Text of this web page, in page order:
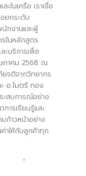
ในเครือ เราเชื่อ
ยกระดับ
กงานและผู้
รในหลักสูตร
ะบริการเพื่อ
ษภาคม 2568 ณ
ยรติจากวิทยากร
อ.ไมตรี ทอง
ะสบการณ์อย่าง
ารเรียนรู้และ
ก้าวหน้าอย่าง
าให้กับลูกค้าทุก